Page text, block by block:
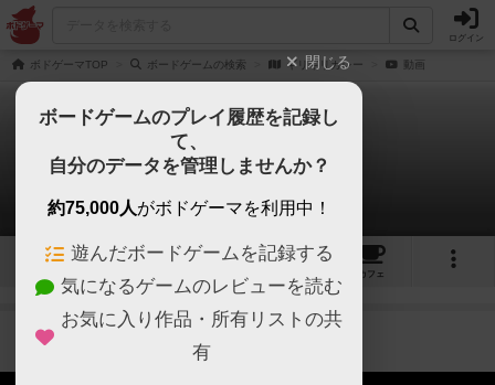
ログイン
ボドゲーマTOP ボードゲームの検索 ギリギリカレー 動画
ギリギリカレー
1件の動画
4 1 13
カフェ
作品紹介 GAMERSch
閉じる
ボードゲームのプレイ履歴を記録し
て、
自分のデータを管理しませんか？
約75,000人がボドゲーマを利用中！
遊んだボードゲームを記録する
気になるゲームのレビューを読む
お気に入り作品・所有リストの共
有